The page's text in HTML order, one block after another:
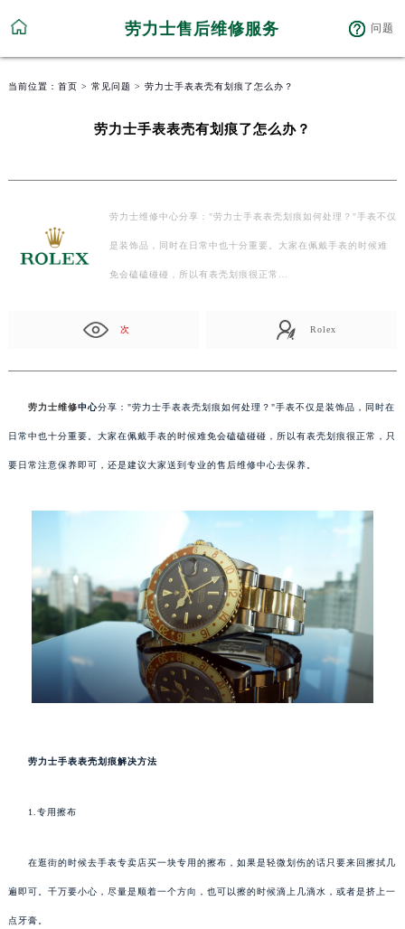
劳力士售后维修服务 问题
当前位置： 首页 > 常见问题 > 劳力士手表表壳有划痕了怎么办？
劳力士手表表壳有划痕了怎么办？
劳力士维修中心分享："劳力士手表表壳划痕如何处理？"手表不仅
是装饰品，同时在日常中也十分重要。大家在佩戴手表的时候难
免会磕磕碰碰，所以有表壳划痕很正常…
次 Rolex
劳力士维修中心分享："劳力士手表表壳划痕如何处理？"手表不仅是装饰品，同时在
日常中也十分重要。大家在佩戴手表的时候难免会磕磕碰碰，所以有表壳划痕很正常，只
要日常注意保养即可，还是建议大家送到专业的售后维修中心去保养。
劳力士手表表壳划痕解决方法
1.专用擦布
在逛街的时候去手表专卖店买一块专用的擦布，如果是轻微划伤的话只要来回擦拭几
遍即可。千万要小心，尽量是顺着一个方向，也可以擦的时候滴上几滴水，或者是挤上一
点牙膏。